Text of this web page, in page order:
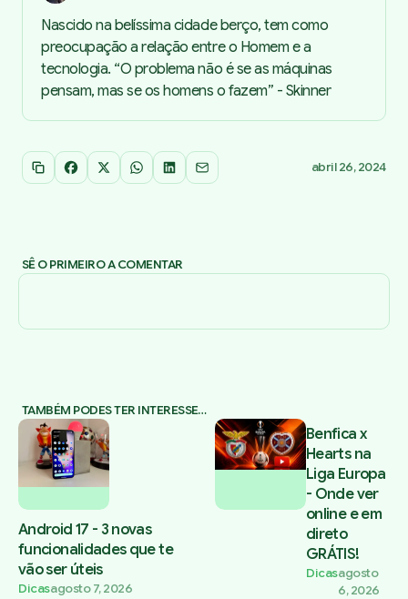
Nascido na belíssima cidade berço, tem como
preocupação a relação entre o Homem e a
tecnologia. “O problema não é se as máquinas
pensam, mas se os homens o fazem” - Skinner
Copiar link
Facebook
X WhatsApp
LinkedInEmail abril 26, 2024
SÊ O PRIMEIRO A COMENTAR
TAMBÉM PODES TER INTERESSE…
Android 17 - 3 novas
funcionalidades que te
vão ser úteis
Dicasagosto 7, 2026
Benfica x
Hearts na
Liga Europa
- Onde ver
online e em
direto
GRÁTIS!
Dicasagosto
6, 2026